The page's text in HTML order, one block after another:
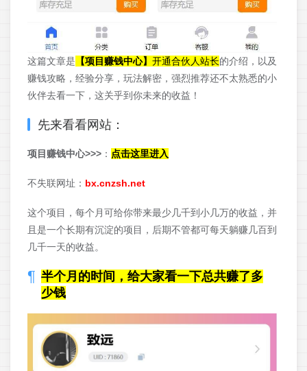
这篇文章是 【项目赚钱中心】 开通合伙人站长的介绍，以及
赚钱攻略，经验分享，玩法解密，强烈推荐还不太熟悉的小
伙伴去看一下，这关乎到你未来的收益！
先来看看网站：
项目赚钱中心>>> ： 点击这里进入
不失联网址： bx.cnzsh.net
这个项目，每个月可给你带来最少几千到小几万的收益，并
且是一个长期有沉淀的项目，后期不管都可每天躺赚几百到
几千一天的收益。
半个月的时间，给大家看一下总共赚了多
少钱